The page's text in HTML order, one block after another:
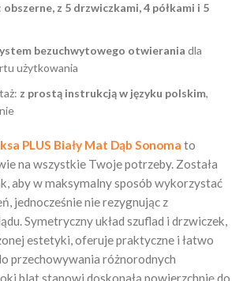
obszerne, z 5 drzwiczkami, 4 półkami i 5
bezuchwytowego otwierania dla
użytkowania
z prostą instrukcją w języku polskim,
PLUS Biały Mat Dąb Sonoma to
na wszystkie Twoje potrzeby. Została
aby w maksymalny sposób wykorzystać
jednocześnie nie rezygnując z
Symetryczny układ szuflad i drzwiczek,
estetyki, oferuje praktyczne i łatwo
przechowywania różnorodnych
blat stanowi doskonałą powierzchnię do